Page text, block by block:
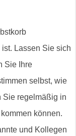
Lassen Sie sich
Sie Ihre
selbst, wie
Sie regelmäßig in
können.
und Kollegen